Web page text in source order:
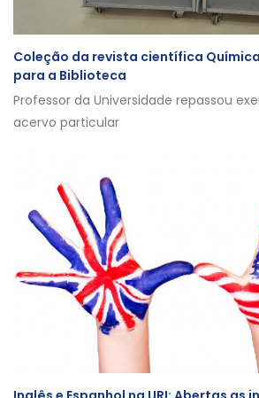
Coleção da revista científica
para a Biblioteca
Professor da Universidade repassou
acervo particular